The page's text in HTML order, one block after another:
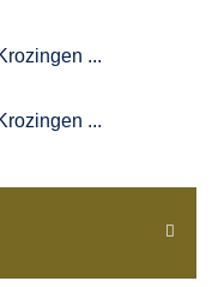
...
...
